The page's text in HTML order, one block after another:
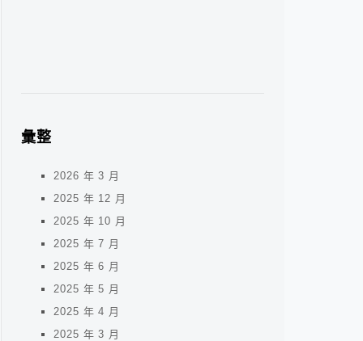
彙整
2026 年 3 月
2025 年 12 月
2025 年 10 月
2025 年 7 月
2025 年 6 月
2025 年 5 月
2025 年 4 月
2025 年 3 月